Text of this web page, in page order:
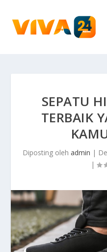
SEPATU
TERBAIK
Diposting oleh admin |
|